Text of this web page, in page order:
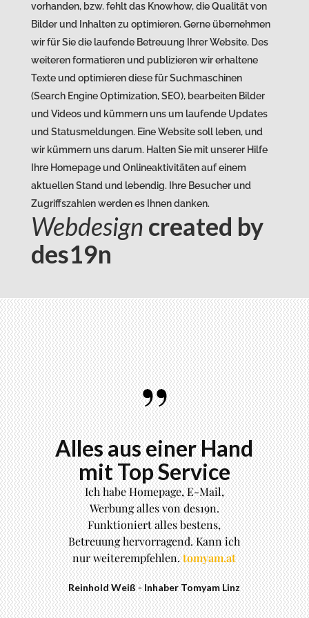
vorhanden, bzw. fehlt das Knowhow, die Qualität von
Bilder und Inhalten zu optimieren. Gerne übernehmen
wir für Sie die laufende Betreuung Ihrer Website. Des
weiteren formatieren und publizieren wir erhaltene
Texte und optimieren diese für Suchmaschinen
(Search Engine Optimization, SEO), bearbeiten Bilder
und Videos und kümmern uns um laufende Updates
und Statusmeldungen. Eine Website soll leben, und
wir kümmern uns darum. Halten Sie mit unserer Hilfe
Ihre Homepage und Onlineaktivitäten auf einem
aktuellen Stand und lebendig. Ihre Besucher und
Zugriffszahlen werden es Ihnen danken.
Webdesign created by
des19n
Wels
Alles aus einer Hand
mit Top Service
Ich habe Homepage, E-Mail,
Werbung alles von des19n.
Funktioniert alles bestens,
Betreuung hervorragend. Kann ich
nur weiterempfehlen.tomyam.at
Reinhold Weiß- Inhaber Tomyam Linz
Dietmar